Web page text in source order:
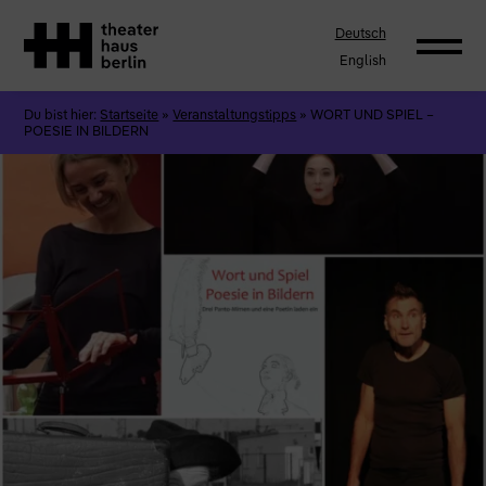
Deutsch
English
Du bist hier: Startseite »Veranstaltungstipps »WORT UND SPIEL –
POESIE IN BILDERN